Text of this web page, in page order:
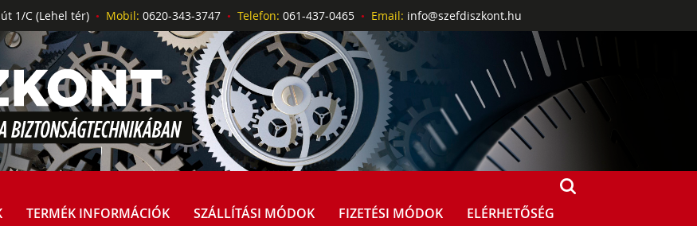
1/C (Lehel tér) • Mobil: 0620-343-3747 • Telefon: 061-437-0465 • Email: info@szefdiszkont.hu
TERMÉK INFORMÁCIÓK SZÁLLÍTÁSI MÓDOK FIZETÉSI MÓDOK ELÉRHETŐSÉG